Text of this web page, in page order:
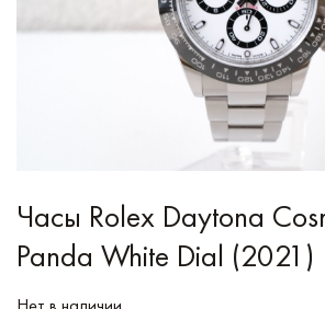
Часы Rolex Daytona
Panda White Dial (2021)